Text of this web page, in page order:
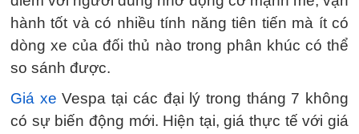
hành tốt và có nhiều tính năng tiên tiến mà ít có
dòng xe của đối thủ nào trong phân khúc có thể
so sánh được.
Giá xe Vespa tại các đại lý trong tháng 7 không
có sự biến động mới. Hiện tại, giá thực tế với giá